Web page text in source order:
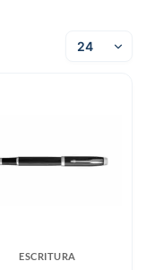
ESCRITURA